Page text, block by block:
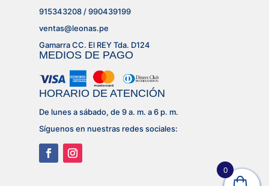
915343208 / 990439199
ventas@leonas.pe
Gamarra CC. El REY Tda. D124
MEDIOS DE PAGO
HORARIO DE ATENCIÓN
De lunes a sábado, de 9 a. m. a 6 p. m.
Síguenos en nuestras redes sociales:
0